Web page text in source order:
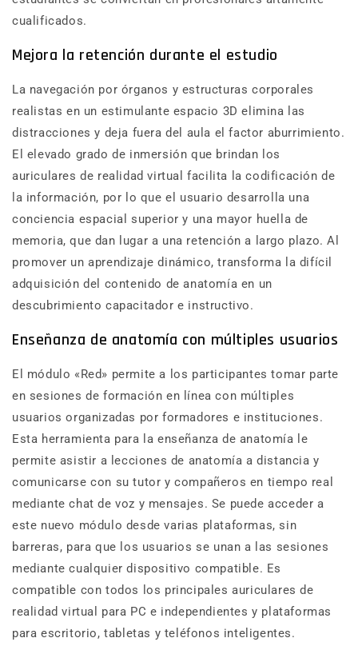
cualificados.
Mejora la retención durante el estudio
La navegación por órganos y estructuras corporales
realistas en un estimulante espacio 3D elimina las
distracciones y deja fuera del aula el factor aburrimiento.
El elevado grado de inmersión que brindan los
auriculares de realidad virtual facilita la codificación de
la información, por lo que el usuario desarrolla una
conciencia espacial superior y una mayor huella de
memoria, que dan lugar a una retención a largo plazo.Al
promover un aprendizaje dinámico, transforma la difícil
adquisición del contenido de anatomía en un
descubrimiento capacitador e instructivo.
Enseñanza de anatomía con múltiples usuarios
El módulo «Red» permite a los participantes tomar parte
en sesiones de formación en línea con múltiples
usuarios organizadas por formadores e instituciones.
Esta herramienta para la enseñanza de anatomía le
permite asistir a lecciones de anatomía a distancia y
comunicarse con su tutor y compañeros en tiempo real
mediante chat de voz y mensajes. Se puede acceder a
este nuevo módulo desde varias plataformas, sin
barreras, para que los usuarios se unan a las sesiones
mediante cualquier dispositivo compatible. Es
compatible con todos los principales auriculares de
realidad virtual para PC e independientes y plataformas
para escritorio, tabletas y teléfonos inteligentes.